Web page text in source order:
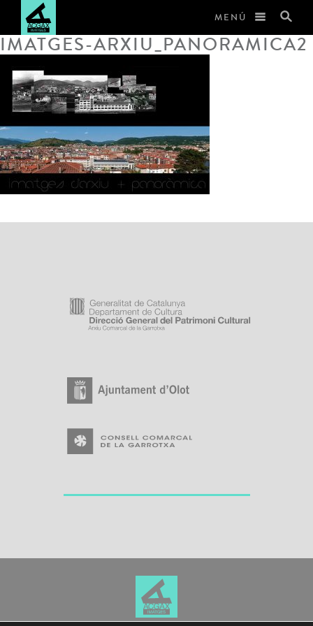
MENÚ
IMATGES-ARXIU_PANORAMICA2